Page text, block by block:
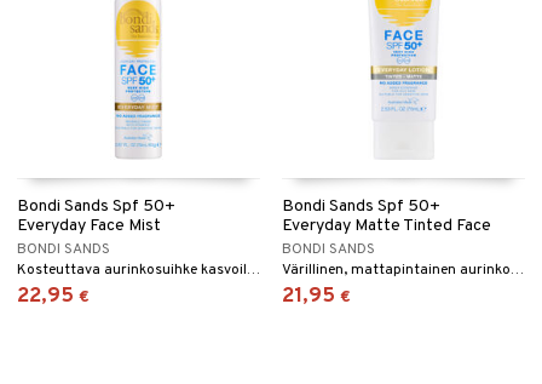
Bondi Sands Spf 50+
Everyday Face Mist
BONDI SANDS
Kosteuttava aurinkosuihke kasvoille, SPF 50
22,95 €
Bondi Sands Spf 50+
Everyday Matte Tinted Face
BONDI SANDS
Värillinen, mattapintainen aurinkosuoja kasvoille, SPF 50, Bondi Sandsilta.
21,95 €